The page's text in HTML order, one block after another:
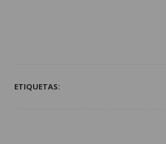
ETIQUETAS: